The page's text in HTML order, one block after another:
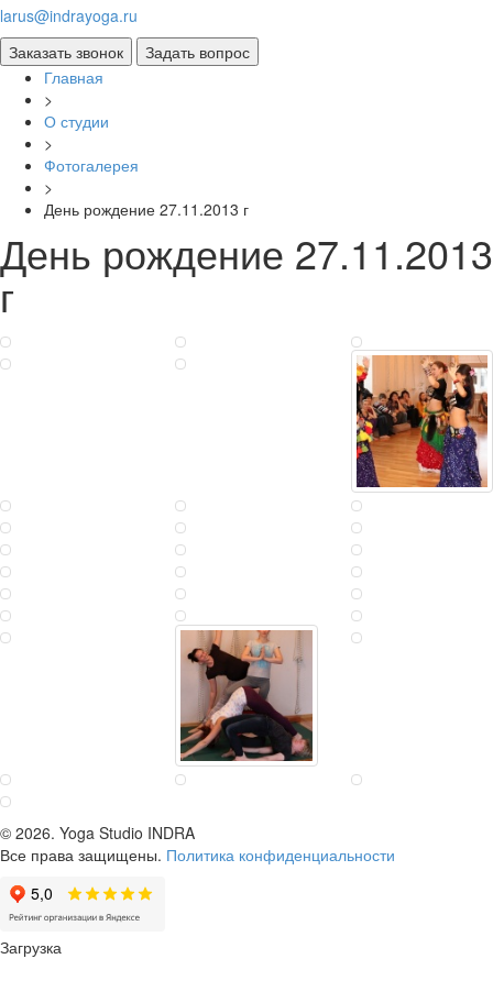
larus@indrayoga.ru
Главная
>
О студии
>
Фотогалерея
>
День рождение 27.11.2013 г
День рождение 27.11.2013
г
© 2026. Yoga Studio INDRA
Все права защищены. Политика конфиденциальности
Загрузка